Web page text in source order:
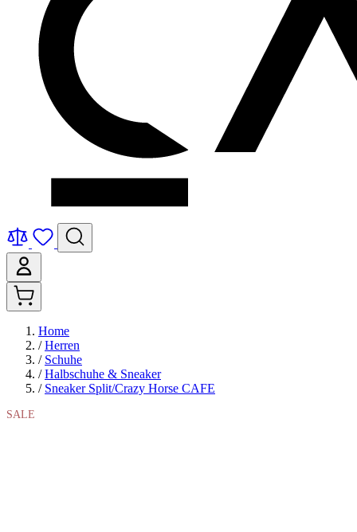
Home
/ Herren
/ Schuhe
/ Halbschuhe & Sneaker
/ Sneaker Split/Crazy Horse CAFE
SALE